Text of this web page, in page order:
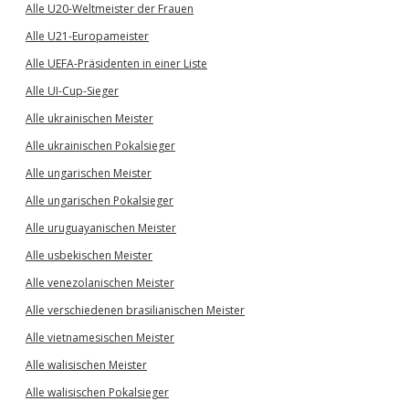
Alle U20-Weltmeister der Frauen
Alle U21-Europameister
Alle UEFA-Präsidenten in einer Liste
Alle UI-Cup-Sieger
Alle ukrainischen Meister
Alle ukrainischen Pokalsieger
Alle ungarischen Meister
Alle ungarischen Pokalsieger
Alle uruguayanischen Meister
Alle usbekischen Meister
Alle venezolanischen Meister
Alle verschiedenen brasilianischen Meister
Alle vietnamesischen Meister
Alle walisischen Meister
Alle walisischen Pokalsieger